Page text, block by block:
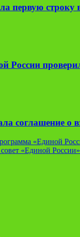
первую
России
соглашение
«Единой
«Единой